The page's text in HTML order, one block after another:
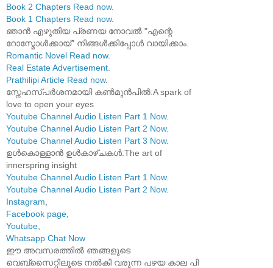
Book 2 Chapters Read now.
Book 1 Chapters Read now.
ഞാൻ എഴുതിയ പ്രണയ നോവൽ "എന്റെ
റോസ്മോൾക്കായ്" നിങ്ങൾക്കിപ്പോൾ വായിക്കാം.
Romantic Novel Read now.
Real Estate Advertisement
Prathilipi Article Read now.
സ്നേഹസ്പർശനമായി കൺമുൻപിൽ:A spark of
love to open your eyes
Youtube Channel Audio Listen Part 1 Now.
Youtube Channel Audio Listen Part 2 Now.
Youtube Channel Audio Listen Part 3 Now.
ഉൾകൊള്ളാൻ ഉൾകാഴ്ചകൾ:The art of
innerspring insight
Youtube Channel Audio Listen Part 1 Now.
Youtube Channel Audio Listen Part 2 Now.
Instagram
Facebook page
Youtube
Whatsapp Chat Now
ഈ അവസരത്തിൽ ഞങ്ങളുടെ
വെബ്സൈറ്റിലൂടെ നൽകി വരുന്ന പഴയ കാല പി